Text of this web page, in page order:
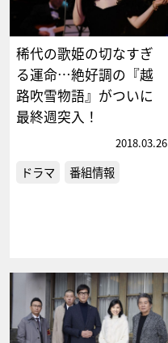
稀代の歌姫の切なすぎ
る運命…絶好調の『越
路吹雪物語』がついに
最終週突入！
2018.03.26
ドラマ 番組情報